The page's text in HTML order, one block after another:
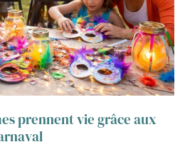
prennent vie grâce aux